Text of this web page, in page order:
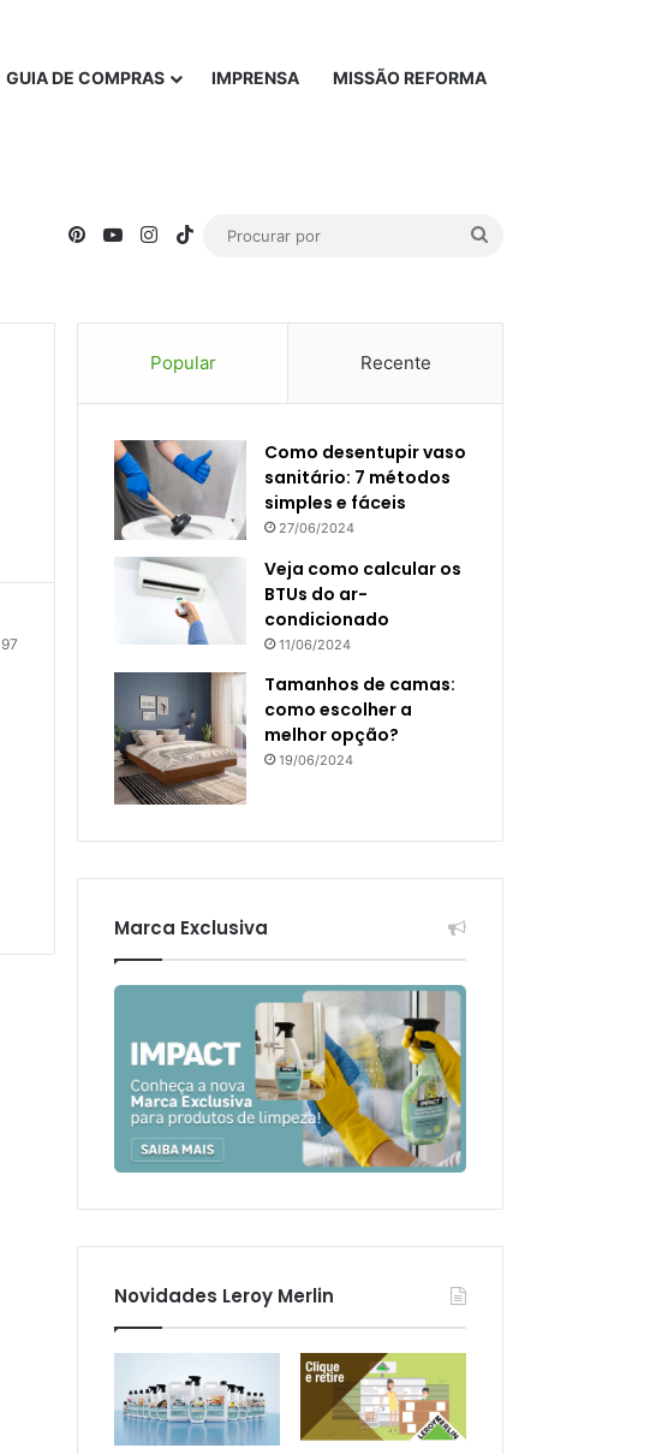
GUIA DE COMPRAS IMPRENSA MISSÃO REFORMA
PinterestYouTubeInstagram
TikTok
97
Popular Recente
Como desentupir vaso
sanitário: 7 métodos
simples e fáceis
27/06/2024
Veja como calcular os
BTUs do ar-
condicionado
11/06/2024
Tamanhos de camas:
como escolher a
melhor opção?
19/06/2024
Marca Exclusiva
Novidades Leroy Merlin